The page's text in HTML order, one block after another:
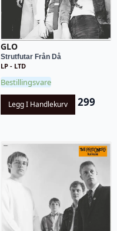
GLO
Strutfutar Från Då
LP - LTD
Bestillingsvare
Legg I Handlekurv 299